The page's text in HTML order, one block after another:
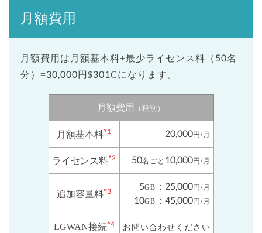
月額費用
月額費用は月額基本料+最少ライセンス料（50名
分）=30,000円$301Cになります。
月額費用 （税別）
月額基本料*1 20,000円/月
ライセンス料*2 50名ごと 10,000円/月
追加容量料*3 5GB ：25,000円/月
10GB ：45,000円/月
LGWAN接続*4 お問い合わせください